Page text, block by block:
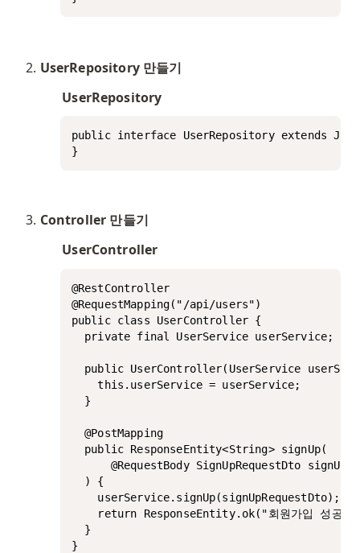
UserRepository 만들기
UserRepository
public interface UserRepository extends
}
Controller 만들기
UserController
@RestController
@RequestMapping("/api/users")
public class UserController {
  private final UserService userService;
public UserController(UserService
    this.userService = userService;
  }
  @PostMapping
  public ResponseEntity<String> signUp(
@RequestBody SignUpRequestDto
  ) {
    userService.signUp(signUpRequestDto);
return ResponseEntity.ok("회원가입 성공
  }
}